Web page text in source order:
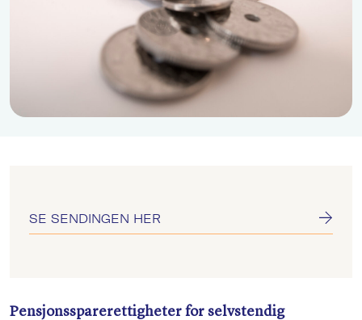
SE SENDINGEN HER
Pensjonssparerettigheter for selvstendig